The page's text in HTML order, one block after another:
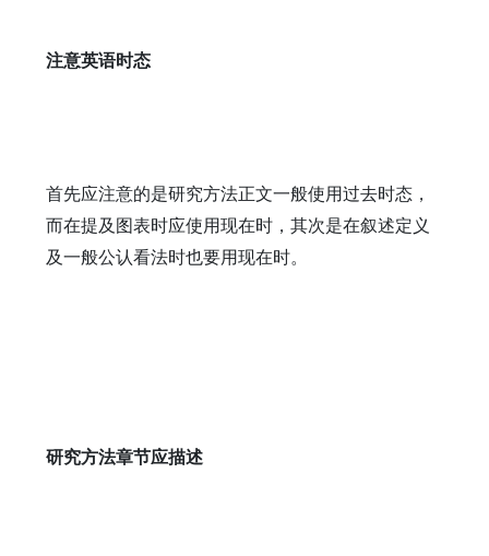
注意英语时态
首先应注意的是研究方法正文一般使用过去时态，
而在提及图表时应使用现在时，其次是在叙述定义
及一般公认看法时也要用现在时。
研究方法章节应描述